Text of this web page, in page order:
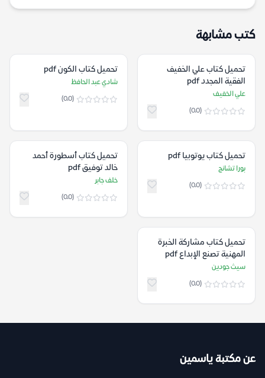
كتب مشابهة
تحميل كتاب علي الخفيف
الفقية المجدد pdf
علي الخفيف
(0.0)
تحميل كتاب الكون pdf
شادي عبد الحافظ
(0.0)
تحميل كتاب يوتوبيا pdf
بورا تشانج
(0.0)
تحميل كتاب أسطورة أحمد
خالد توفيق pdf
خلف جابر
(0.0)
تحميل كتاب مشاركة الخبرة
المهنية تصنع الإبداع pdf
سيث جودين
(0.0)
عن مكتبة ياسمين